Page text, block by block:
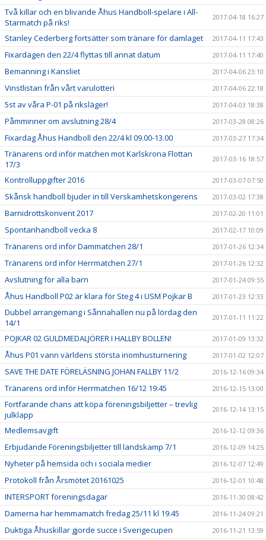
Två killar och en blivande Åhus Handboll-spelare i All-
Starmatch på riks!
2017-04-18 16:27
Stanley Cederberg fortsätter som tränare för damlaget 2017-04-11 17:43
Fixardagen den 22/4 flyttas till annat datum 2017-04-11 17:40
Bemanning i Kansliet 2017-04-06 23:10
Vinstlistan från vårt varulotteri 2017-04-06 22:18
5st av våra P-01 på riksläger! 2017-04-03 18:38
Påmminner om avslutning 28/4 2017-03-28 08:26
Fixardag Åhus Handboll den 22/4 kl 09.00-13.00 2017-03-27 17:34
Tränarens ord inför matchen mot Karlskrona Flottan
17/3
2017-03-16 18:57
Kontrolluppgifter 2016 2017-03-07 07:50
Skånsk handboll bjuder in till Verskamhetskongerens 2017-03-02 17:38
Barnidrottskonvent 2017 2017-02-20 11:01
Spontanhandboll vecka 8 2017-02-17 10:09
Tränarens ord inför Dammatchen 28/1 2017-01-26 12:34
Tränarens ord inför Herrmatchen 27/1 2017-01-26 12:32
Avslutning för alla barn 2017-01-24 09:55
Åhus Handboll P02 är klara för Steg 4 i USM Pojkar B 2017-01-23 12:33
Dubbel arrangemang i Sånnahallen nu på lördag den
14/1
2017-01-11 11:22
POJKAR 02 GULDMEDALJÖRER I HALLBY BOLLEN! 2017-01-09 13:32
Åhus P01 vann världens största inomhusturnering 2017-01-02 12:07
SAVE THE DATE FÖRELÄSNING JOHAN FALLBY 11/2 2016-12-16 09:34
Tränarens ord inför Herrmatchen 16/12 19:45 2016-12-15 13:00
Fortfarande chans att köpa föreningsbiljetter – trevlig
julklapp
2016-12-14 13:15
Medlemsavgift 2016-12-12 09:36
Erbjudande Föreningsbiljetter till landskamp 7/1 2016-12-09 14:25
Nyheter på hemsida och i sociala medier 2016-12-07 12:49
Protokoll från Årsmötet 20161025 2016-12-01 10:48
INTERSPORT föreningsdagar 2016-11-30 08:42
Damerna har hemmamatch fredag 25/11 kl 19.45 2016-11-24 09:21
Duktiga Åhuskillar gjorde succe i Sverigecupen 2016-11-21 13:59